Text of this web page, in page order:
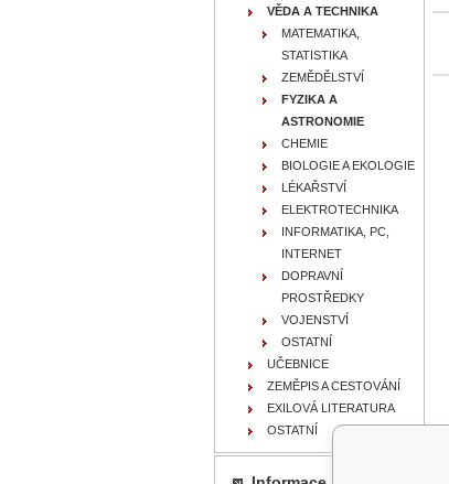
VĚDA A TECHNIKA
MATEMATIKA,
STATISTIKA
ZEMĚDĚLSTVÍ
FYZIKA A
ASTRONOMIE
CHEMIE
BIOLOGIE A EKOLOGIE
LÉKAŘSTVÍ
ELEKTROTECHNIKA
INFORMATIKA, PC,
INTERNET
DOPRAVNÍ
PROSTŘEDKY
VOJENSTVÍ
OSTATNÍ
UČEBNICE
ZEMĚPIS A CESTOVÁNÍ
EXILOVÁ LITERATURA
OSTATNÍ